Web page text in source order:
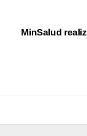
MinSalud